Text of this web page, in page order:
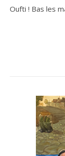
Oufti ! Bas les